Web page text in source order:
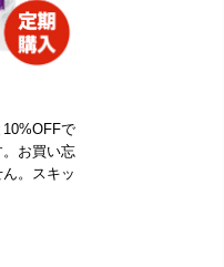
で
。お買い忘
。スキッ